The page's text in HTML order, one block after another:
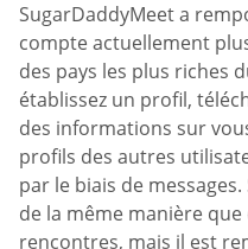
SugarDaddyMeet a
compte actuellement
des pays les plus riches
établissez un profil,
des informations sur
profils des autres
par le biais de
de la même manière
rencontres, mais il est